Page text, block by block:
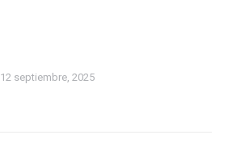
12 septiembre, 2025